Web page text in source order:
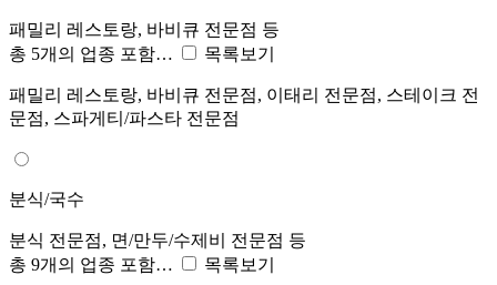
패밀리 레스토랑, 바비큐 전문점 등
총 5개의 업종 포함…
목록보기
패밀리 레스토랑, 바비큐 전문점, 이태리 전문점, 스테이크 전
문점, 스파게티/파스타 전문점
분식/국수
분식 전문점, 면/만두/수제비 전문점 등
총 9개의 업종 포함…
목록보기